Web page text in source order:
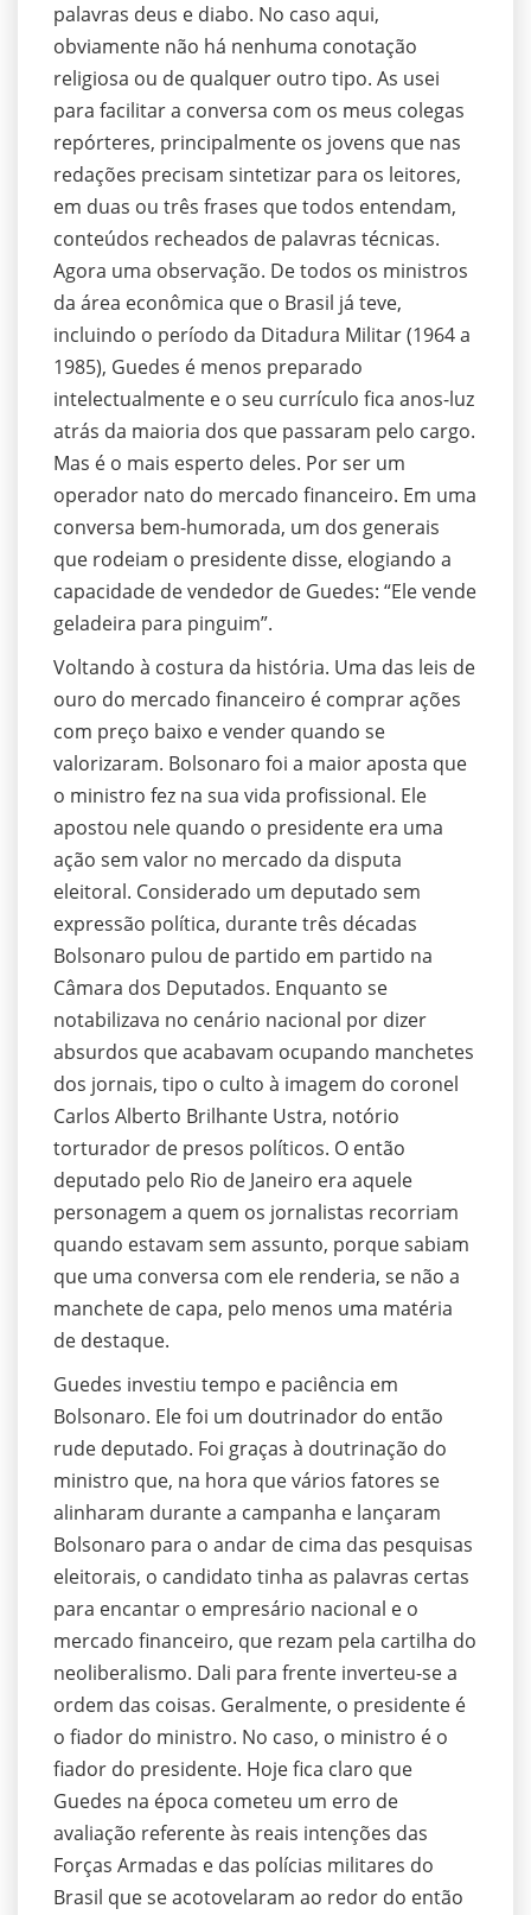
palavras deus e diabo. No caso aqui,
obviamente não há nenhuma conotação
religiosa ou de qualquer outro tipo. As usei
para facilitar a conversa com os meus colegas
repórteres, principalmente os jovens que nas
redações precisam sintetizar para os leitores,
em duas ou três frases que todos entendam,
conteúdos recheados de palavras técnicas.
Agora uma observação. De todos os ministros
da área econômica que o Brasil já teve,
incluindo o período da Ditadura Militar (1964 a
1985), Guedes é menos preparado
intelectualmente e o seu currículo fica anos-luz
atrás da maioria dos que passaram pelo cargo.
Mas é o mais esperto deles. Por ser um
operador nato do mercado financeiro. Em uma
conversa bem-humorada, um dos generais
que rodeiam o presidente disse, elogiando a
capacidade de vendedor de Guedes: “Ele vende
geladeira para pinguim”.
Voltando à costura da história. Uma das leis de
ouro do mercado financeiro é comprar ações
com preço baixo e vender quando se
valorizaram. Bolsonaro foi a maior aposta que
o ministro fez na sua vida profissional. Ele
apostou nele quando o presidente era uma
ação sem valor no mercado da disputa
eleitoral. Considerado um deputado sem
expressão política, durante três décadas
Bolsonaro pulou de partido em partido na
Câmara dos Deputados. Enquanto se
notabilizava no cenário nacional por dizer
absurdos que acabavam ocupando manchetes
dos jornais, tipo o culto à imagem do coronel
Carlos Alberto Brilhante Ustra, notório
torturador de presos políticos. O então
deputado pelo Rio de Janeiro era aquele
personagem a quem os jornalistas recorriam
quando estavam sem assunto, porque sabiam
que uma conversa com ele renderia, se não a
manchete de capa, pelo menos uma matéria
de destaque.
Guedes investiu tempo e paciência em
Bolsonaro. Ele foi um doutrinador do então
rude deputado. Foi graças à doutrinação do
ministro que, na hora que vários fatores se
alinharam durante a campanha e lançaram
Bolsonaro para o andar de cima das pesquisas
eleitorais, o candidato tinha as palavras certas
para encantar o empresário nacional e o
mercado financeiro, que rezam pela cartilha do
neoliberalismo. Dali para frente inverteu-se a
ordem das coisas. Geralmente, o presidente é
o fiador do ministro. No caso, o ministro é o
fiador do presidente. Hoje fica claro que
Guedes na época cometeu um erro de
avaliação referente às reais intenções das
Forças Armadas e das polícias militares do
Brasil que se acotovelaram ao redor do então